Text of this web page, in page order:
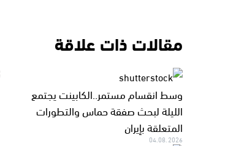
مقالات ذات علاقة
وسط انقسام مستمر..الكابينت يجتمع
الليلة لبحث صفقة حماس والتطورات
المتعلقة بإيران
04.08.2026